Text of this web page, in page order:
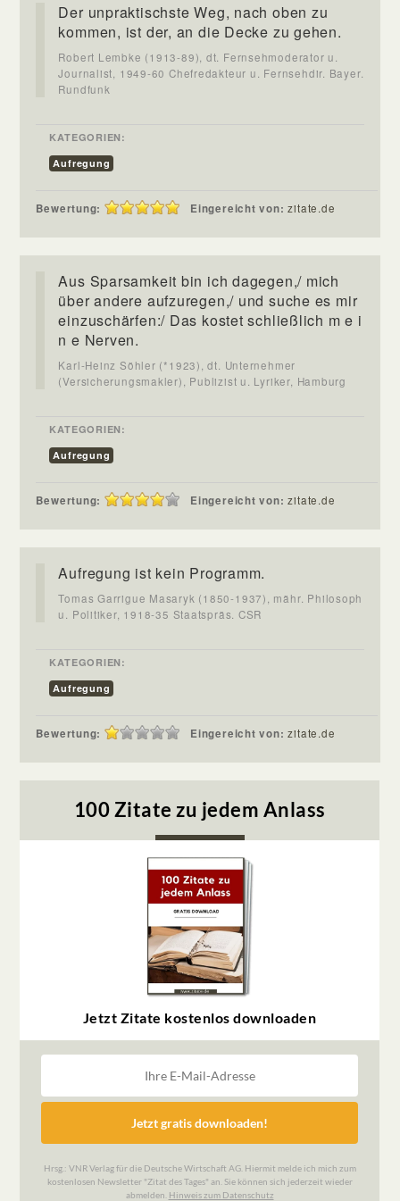
Der unpraktischste Weg, nach oben zu
kommen, ist der, an die Decke zu gehen.
Robert Lembke (1913-89), dt. Fernsehmoderator u.
Journalist, 1949-60 Chefredakteur u. Fernsehdir. Bayer.
Rundfunk
KATEGORIEN:
Aufregung
Bewertung: Eingereicht von:zitate.de
Aus Sparsamkeit bin ich dagegen,/ mich
über andere aufzuregen,/ und suche es mir
einzuschärfen:/ Das kostet schließlich m e i
n e Nerven.
Karl-Heinz Söhler (*1923), dt. Unternehmer
(Versicherungsmakler), Publizist u. Lyriker, Hamburg
KATEGORIEN:
Aufregung
Bewertung: Eingereicht von:zitate.de
Aufregung ist kein Programm.
Tomas Garrigue Masaryk (1850-1937), mähr. Philosoph
u. Politiker, 1918-35 Staatspräs. CSR
KATEGORIEN:
Aufregung
Bewertung: Eingereicht von:zitate.de